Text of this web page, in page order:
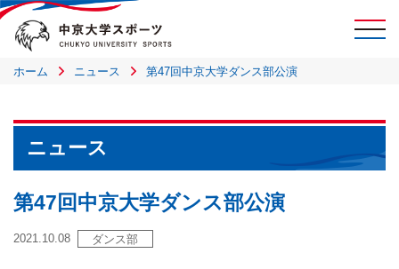
ホーム ニュース 第47回中京大学ダンス部公演
ニュース
第47回中京大学ダンス部公演
2021.10.08 ダンス部